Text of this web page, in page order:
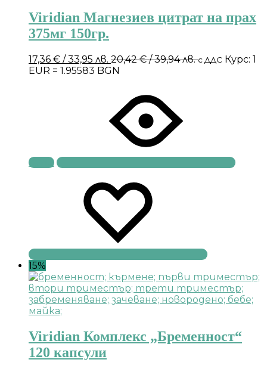
Viridian Магнезиев цитрат на прах
375мг 150гр.
17,36 € / 33,95 лв. 20,42€/ 39,94 лв.с ДДС Курс: 1
EUR = 1.95583 BGN
Купи
15%
Viridian Комплекс „Бременност“
120 капсули